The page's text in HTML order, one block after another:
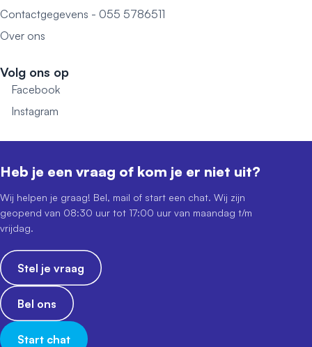
Contactgegevens - 055 5786511
Over ons
Volg ons op
Facebook
Instagram
Heb je een vraag of kom je er niet uit?
Wij helpen je graag! Bel, mail of start een chat. Wij zijn
geopend van 08:30 uur tot 17:00 uur van maandag t/m
vrijdag.
Stel je vraag
Bel ons
Start chat